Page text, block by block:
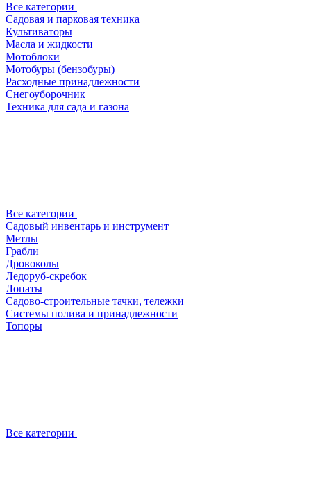
Все категории
Садовая и парковая техника
Культиваторы
Масла и жидкости
Мотоблоки
Мотобуры (бензобуры)
Расходные принадлежности
Снегоуборочник
Техника для сада и газона
Все категории
Садовый инвентарь и инструмент
Метлы
Грабли
Дровоколы
Ледоруб-скребок
Лопаты
Садово-строительные тачки, тележки
Системы полива и принадлежности
Топоры
Все категории